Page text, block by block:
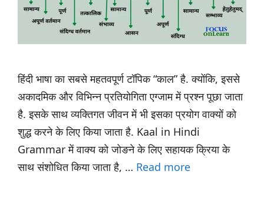
हिंदी भाषा का सबसे महतवपूर्ण टॉपिक “काल” है. क्योंकि, इससे
अकादमिक और विभिन्न प्रतियोगिता एग्जाम में प्रश्न पूछा जाता
है. इसके साथ व्यक्तिगत जीवन में भी इसका प्रयोग वाक्यों को
शुद्ध करने के लिए किया जाता है. Kaal in Hindi
Grammar में वाक्य को जोङने के लिए सहायक क्रिया के
साथ संशोधित किया जाता है, … Read more